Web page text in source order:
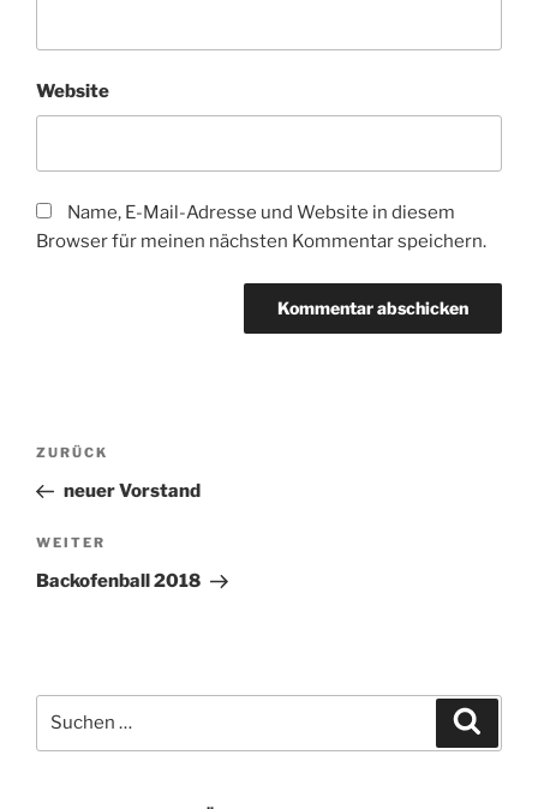
Website
Name, E-Mail-Adresse und Website in diesem
Browser für meinen nächsten Kommentar speichern.
Beitragsnavigation
Vorheriger
Beitrag
ZURÜCK
neuer Vorstand
Nächster
Beitrag
WEITER
Backofenball 2018
nach: